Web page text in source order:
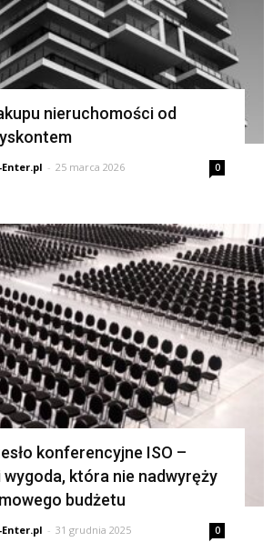
nieruchomości od
- 25 marca 2026 0
konferencyjne ISO –
która nie nadwyręży
budżetu
- 31 grudnia 2025 0